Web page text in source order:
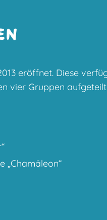
eröffnet. Diese
vier Gruppen
„Chamäleon“